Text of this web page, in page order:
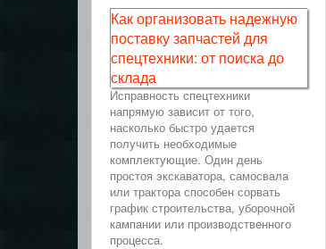
Как организовать надежную
поставку запчастей для
спецтехники: от поиска до
склада
Исправность спецтехники
напрямую зависит от того,
насколько быстро удается
получить необходимые
комплектующие. Один день
простоя экскаватора, самосвала
или трактора способен сорвать
график строительства, уборочной
кампании или производственного
процесса.